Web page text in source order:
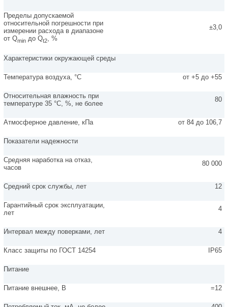
Пределы допускаемой
относительной погрешности при
измерении расхода в диапазоне
от Qmin до Qt2, %
±3,0
Характеристики окружающей среды
Температура воздуха, °С от +5 до +55
Относительная влажность при
температуре 35 °С, %, не более
80
Атмосферное давление, кПа от 84 до 106,7
Показатели надежности
Средняя наработка на отказ,
часов
80 000
Средний срок службы, лет 12
Гарантийный срок эксплуатации,
лет
4
Интервал между поверками, лет 4
Класс защиты по ГОСТ 14254 IP65
Питание
Питание внешнее, В =12